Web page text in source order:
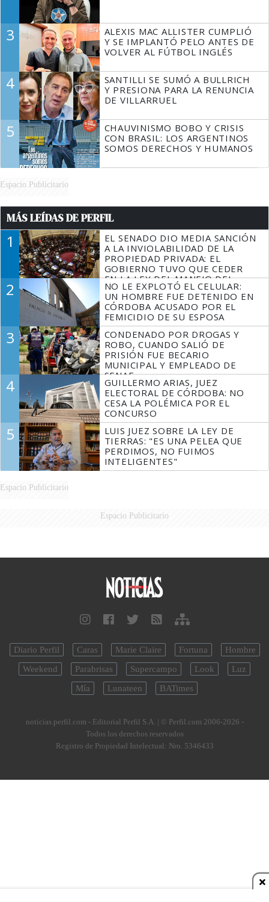
3
ALEXIS MAC ALLISTER CUMPLIÓ
Y SE IMPLANTÓ PELO ANTES DE
VOLVER AL FÚTBOL INGLÉS
4
SANTILLI SE SUMÓ A BULLRICH
Y PRESIONA PARA LA RENUNCIA
DE VILLARRUEL
5
CHAUVINISMO BOBO Y CRISIS
CON BRASIL: LOS ARGENTINOS
SOMOS DERECHOS Y HUMANOS
Espacio Publicitario
MÁS LEÍDAS DE PERFIL
1
EL SENADO DIO MEDIA SANCIÓN
A LA INVIOLABILIDAD DE LA
PROPIEDAD PRIVADA: EL
GOBIERNO TUVO QUE CEDER
EN LA LEY DEL MANEJO DEL
FUEGO
2
NO LE EXPLOTÓ EL CELULAR:
UN HOMBRE FUE DETENIDO EN
CÓRDOBA ACUSADO POR EL
FEMICIDIO DE SU ESPOSA
3
CONDENADO POR DROGAS Y
ROBO, CUANDO SALIÓ DE
PRISIÓN FUE BECARIO
MUNICIPAL Y EMPLEADO DE
SENAF
4
GUILLERMO ARIAS, JUEZ
ELECTORAL DE CÓRDOBA: NO
CESA LA POLÉMICA POR EL
CONCURSO
5
LUIS JUEZ SOBRE LA LEY DE
TIERRAS: "ES UNA PELEA QUE
PERDIMOS, NO FUIMOS
INTELIGENTES"
Espacio Publicitario
Espacio Publicitario
Diario Perfil Caras Marie Claire Fortuna
Hombre
Weekend
Parabrisas Supercampo Look
Luz
Mía
Lunateen BATimes
noticias.perfil.com - Editorial Perfil S.A. | © Perfil.com 2006-2026 -
Todos los derechos reservados
Registro de Propiedad Intelectual: Nro. 5346433